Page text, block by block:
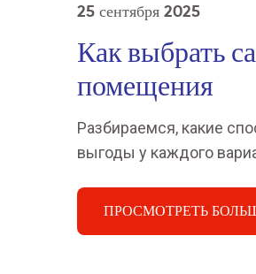
25 сентября 2025
Как выбрать
помещения
Разбираемся, какие
выгоды у каждого
ПРОСМОТРЕТЬ